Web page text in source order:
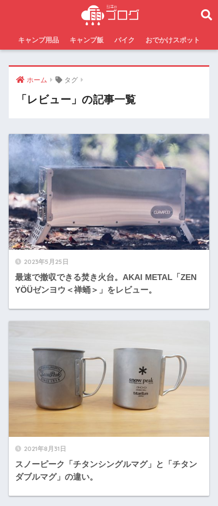
キャンプ用品 キャンプ飯 バイク おでかけスポット
ホーム タグ
「レビュー」の記事一覧
2023年5月25日
最速で撤収できる焚き火台。AKAI METAL「ZEN
YÖÜゼンヨウ＜禅蛹＞」をレビュー。
2021年8月31日
スノーピーク「チタンシングルマグ」と「チタン
ダブルマグ」の違い。